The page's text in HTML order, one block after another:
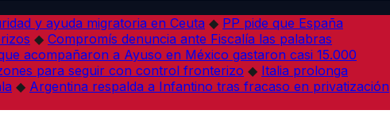
y ayuda migratoria en Ceuta ◆ PP pide que España
◆ Compromís denuncia ante Fiscalía las palabras
acompañaron a Ayuso en México gastaron casi 15.000
para seguir con control fronterizo ◆ Italia prolonga
◆ Argentina respalda a Infantino tras fracaso en privatización